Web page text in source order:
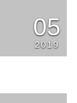
05
2019